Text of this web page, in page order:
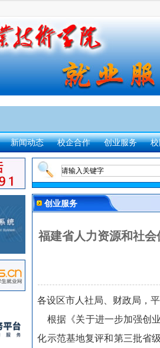
新闻动态 校企合作 创业服务
创业服务
福建省人力资源和社
各设区市人社局、财政局，
根据《关于进一步加强创
化示范基地复评和第三批省